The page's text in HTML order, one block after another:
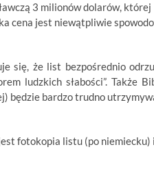
3 milionów dolarów,
cena jest niewątpliwie
się, że list bezpośrednio
ludzkich słabości”. Także
będzie bardzo trudno
fotokopia listu (po niemiecku) i